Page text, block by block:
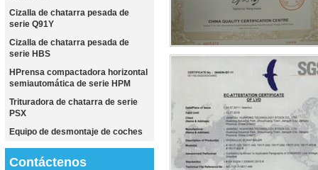
Cizalla de chatarra pesada de
serie Q91Y
Cizalla de chatarra pesada de
serie HBS
HPrensa compactadora horizontal
semiautomática de serie HPM
Trituradora de chatarra de serie
PSX
Equipo de desmontaje de coches
Contáctenos